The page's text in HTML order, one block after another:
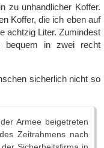
zu unhandlicher Koffer.
Koffer, die ich eben auf
achtzig Liter. Zumindest
bequem in zwei recht
sicherlich nicht so
Armee beigetreten
Zeitrahmens nach